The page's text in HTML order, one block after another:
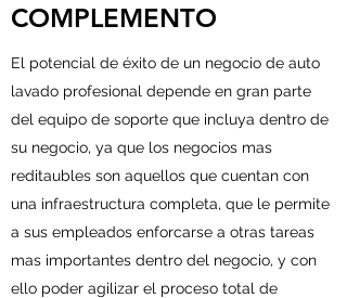
COMPLEMENTO
El potencial de éxito de un negocio de auto
lavado profesional depende en gran parte
del equipo de soporte que incluya dentro de
su negocio, ya que los negocios mas
reditaubles son aquellos que cuentan con
una infraestructura completa, que le permite
a sus empleados enforcarse a otras tareas
mas importantes dentro del negocio, y con
ello poder agilizar el proceso total de